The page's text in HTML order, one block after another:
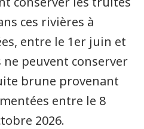
ces rivières à
entre le 1er juin et
ne peuvent conserver
brune provenant
entre le 8
2026.